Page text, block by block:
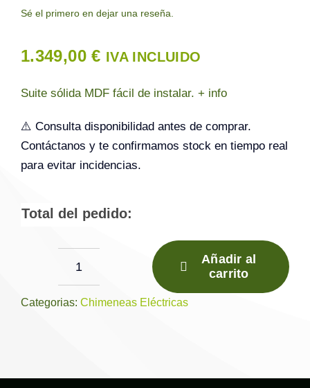
Sé el primero en dejar una reseña.
1.349,00€ IVA INCLUIDO
Suite sólida MDF fácil de instalar. + info
⚠️ Consulta disponibilidad antes de comprar.
Contáctanos y te confirmamos stock en tiempo real
para evitar incidencias.
Total del pedido:
Revestimiento
BROCKENHURST
870
Añadir al
carrito
Categorias: Chimeneas Eléctricas